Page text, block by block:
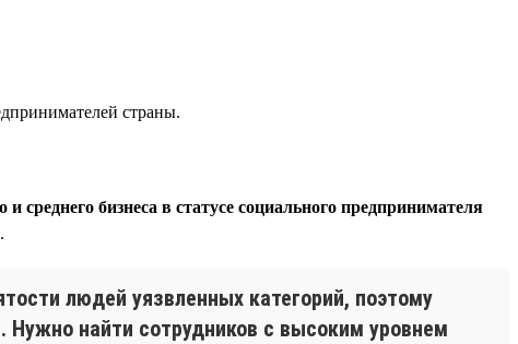
страны.
и среднего бизнеса в статусе социального предпринимателя
людей уязвленных категорий, поэтому
Нужно найти сотрудников с высоким уровнем